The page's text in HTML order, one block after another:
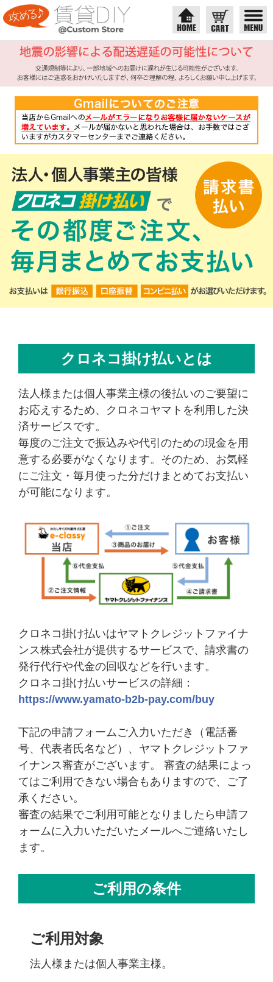
クロネコ掛け払いとは
法人様または個人事業主様の後払いのご要望に
お応えするため、クロネコヤマトを利用した決
済サービスです。
毎度のご注文で振込みや代引のための現金を用
意する必要がなくなります。そのため、お気軽
にご注文・毎月使った分だけまとめてお支払い
が可能になります。
クロネコ掛け払いはヤマトクレジットファイナ
ンス株式会社が提供するサービスで、請求書の
発行代行や代金の回収などを行います。
クロネコ掛け払いサービスの詳細：
https://www.yamato-b2b-pay.com/buy
下記の申請フォームご入力いただき（電話番
号、代表者氏名など）、ヤマトクレジットファ
イナンス審査がございます。 審査の結果によっ
てはご利用できない場合もありますので、ご了
承ください。
審査の結果でご利用可能となりましたら申請フ
ォームに入力いただいたメールへご連絡いたし
ます。
ご利用の条件
ご利用対象
法人様または個人事業主様。